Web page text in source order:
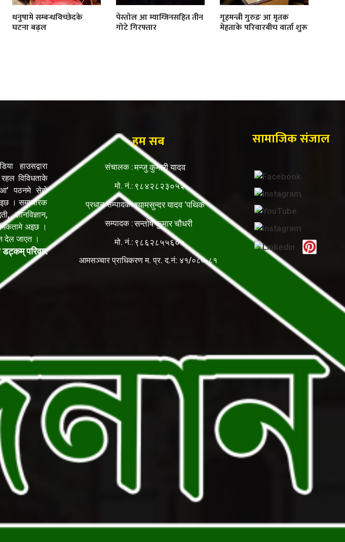
धनुषामे सम्बन्धविच्छेदके
घटना बढ़ल
पेस्तोल आ म्याग्जिनसहित तीन
गोटे गिरफ्तार
गृहमन्त्री गुरुङ आ मृतक
मेहताके परिवारबीच वार्ता शुरू
हाउसद्वारा
विविधताके
पठनमे सेहो
। समाचारक
ज्ञानविज्ञान,
अइछ ।
देल जाएत ।
परिवार
हम सब
संचालक :मन्जु कुमारी यादव
मो. नं.: ९८४२८२३०५२
प्रधान सम्पादकःश्यामसुन्दर यादव ‘पथिक’
सम्पादक :सन्तोष कुमार चौधरी
मो. नं.: ९८६२८५५६०५
आमसञ्चार प्राधिकरण म. प्र. द.नं: ४१/०८०-८१
सामाजिक संजाल